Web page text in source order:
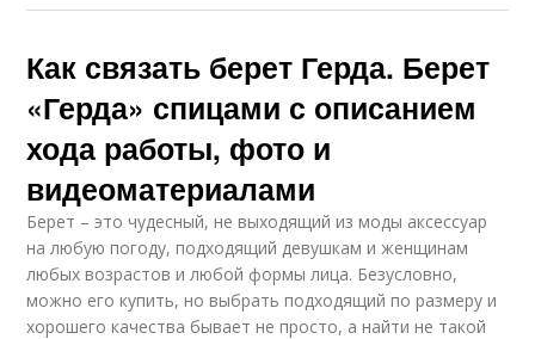
Как связать берет Герда. Берет
«Герда» спицами с описанием
хода работы, фото и
видеоматериалами
Берет – это чудесный, не выходящий из моды аксессуар
на любую погоду, подходящий девушкам и женщинам
любых возрастов и любой формы лица. Безусловно,
можно его купить, но выбрать подходящий по размеру и
хорошего качества бывает не просто, а найти не такой